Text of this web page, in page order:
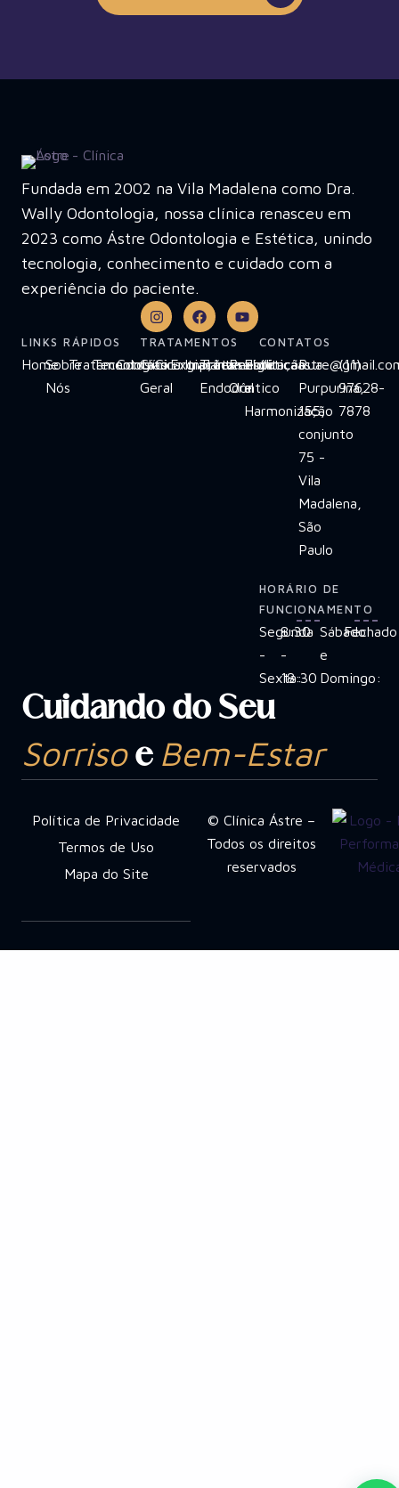
Fundada em 2002 na Vila Madalena como Dra.
Wally Odontologia, nossa clínica renasceu em
2023 como Ástre Odontologia e Estética, unindo
tecnologia, conhecimento e cuidado com a
experiência do paciente.
LINKS RÁPIDOS
HomeSobre
Nós
Tratamentos
Tecnologias
Contato
TRATAMENTOS
Clínica
Geral
Cirurgias
Extrações
Implante
Tratamento
Endodôntico
Invisalign
Reabilitação
Oral
Estética
e
Harmonização
CONTATOS
Rua
Purpurina,
155,
conjunto
75 -
Vila
Madalena,
São
Paulo
(11)
97628-
7878
HORÁRIO DE
FUNCIONAMENTO
Segunda
-
Sexta:
8:30
-
18:30
Sábado
e
Domingo:
Fechado
Cuidando do Seu
Sorrisoe Bem-Estar
Política de Privacidade
Termos de Uso
Mapa do Site
© Clínica Ástre –
Todos os direitos
reservados